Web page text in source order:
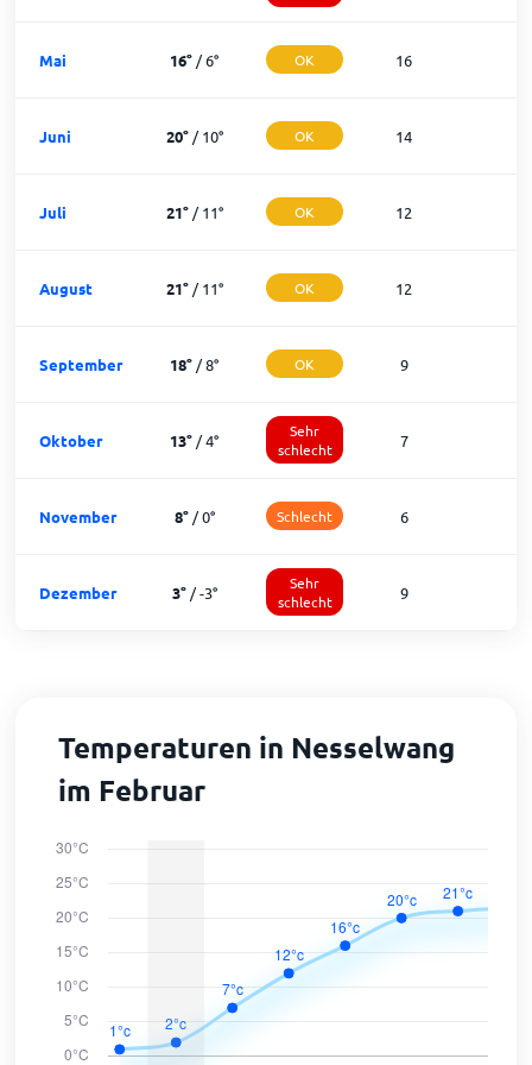
Mai 16° /6° OK 16
Juni 20°/10° OK 14
Juli 21°/11° OK 12
August 21°/11° OK 12
September 18° /8° OK 9
Oktober 13° /4°
Sehr
schlecht
7
November 8°/0° Schlecht 6
Dezember 3°/-3°
Sehr
schlecht
9
Temperaturen in Nesselwang
im Februar